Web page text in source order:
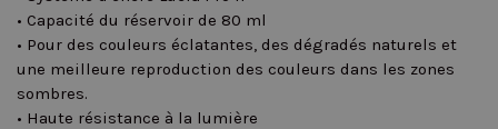
• Capacité du réservoir de 80 ml
• Pour des couleurs éclatantes, des dégradés naturels et
une meilleure reproduction des couleurs dans les zones
sombres.
• Haute résistance à la lumière